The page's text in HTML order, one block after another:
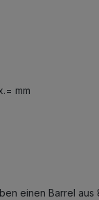
mm
einen Barrel aus